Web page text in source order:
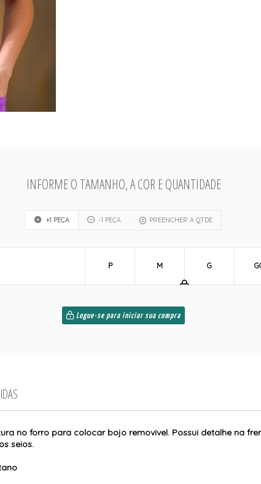
INFORME O TAMANHO, A COR E QUANTIDADE
+1 PEÇA -1 PEÇA PREENCHER A QTDE
P M G
Logue-se para iniciar sua compra
no forro para colocar bojo removivel. Possui detalhe na
seios.